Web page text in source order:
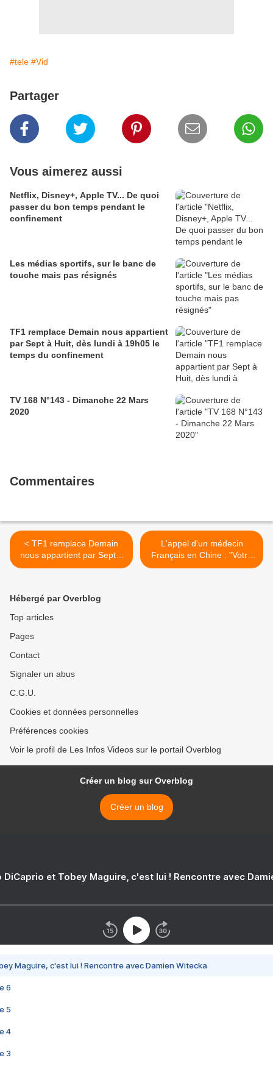
#tele #Vid
Partager
Vous aimerez aussi
Netflix, Disney+, Apple TV... De quoi
passer du bon temps pendant le
confinement
Les médias sportifs, sur le banc de
touche mais pas résignés
TF1 remplace Demain nous appartient
par Sept à Huit, dès lundi à 19h05 le
temps du confinement
TV 168 N°143 - Dimanche 22 Mars
2020
Commentaires
< TF1 remplace Demain
nous appartient par Sept à
Huit, dès lundi à 19h05 le
L'appel d'un médecin
Français en Chine : "Votre
confinement en France ne
Hébergé par Overblog
Top articles
Pages
Contact
Signaler un abus
C.G.U.
Cookies et données personnelles
Préférences cookies
Voir le profil de Les Infos Videos sur le portail Overblog
Créer un blog sur Overblog
Créer un blog
DiCaprio et Tobey Maguire, c'est lui ! Rencontre avec
Maguire, c'est lui ! Rencontre avec Damien Witecka
6
5
4
3